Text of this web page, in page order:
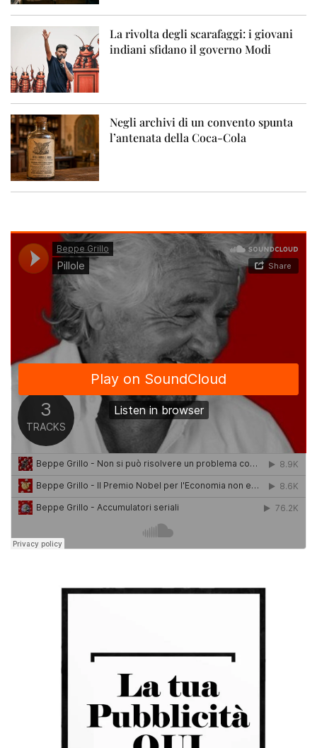
La rivolta degli scarafaggi: i giovani
indiani sfidano il governo Modi
Negli archivi di un convento spunta
l’antenata della Coca-Cola